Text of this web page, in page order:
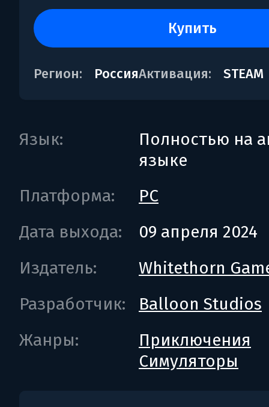
купить
Регион: РоссияАктивация: STEAM
Язык:
Полностью на
языке
Платформа:
PC
Дата выхода:
09 апреля 2024
Издатель:
Whitethorn
Разработчик:
Balloon Studios
Жанры:
Приключения
Симуляторы